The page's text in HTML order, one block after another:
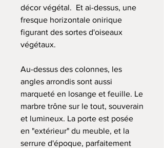
décor végétal. Et ai-dessus, une
fresque horizontale onirique
figurant des sortes d'oiseaux
végétaux.
Au-dessus des colonnes, les
angles arrondis sont aussi
marqueté en losange et feuille. Le
marbre trône sur le tout, souverain
et lumineux. La porte est posée
en "extérieur" du meuble, et la
serrure d'époque, parfaitement